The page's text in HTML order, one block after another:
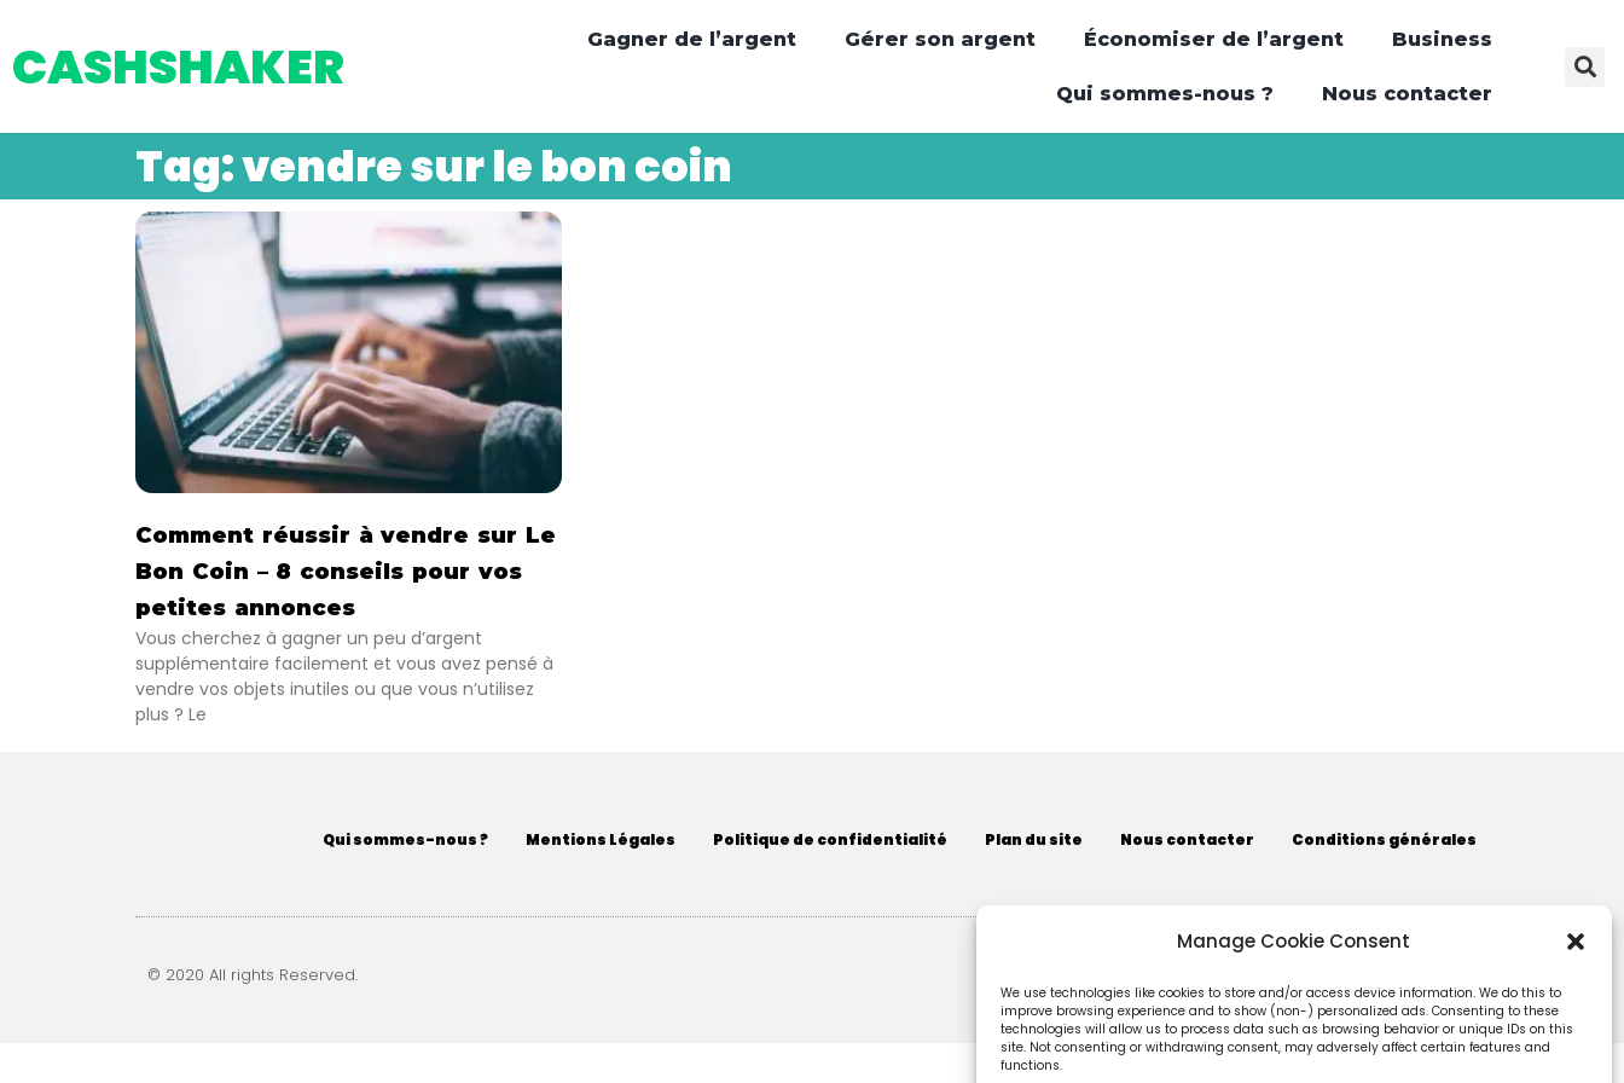
Manage Cookie Consent
We use technologies like cookies to store and/or access device information. We do this to
improve browsing experience and to show (non-) personalized ads. Consenting to these
technologies will allow us to process data such as browsing behavior or unique IDs on this
site. Not consenting or withdrawing consent, may adversely affect certain features and
functions.
CASHSHAKER Gagner de l’argent Gérer son argent Économiser de l’argent Business
Qui sommes-nous ? Nous contacter
Tag: vendre sur le bon coin
Comment réussir à vendre sur Le
Bon Coin – 8 conseils pour vos
petites annonces
Vous cherchez à gagner un peu d’argent
supplémentaire facilement et vous avez pensé à
vendre vos objets inutiles ou que vous n’utilisez
plus ? Le
Qui sommes-nous ? Mentions Légales Politique de confidentialité Plan du site Nous contacter Conditions générales
© 2020 All rights Reserved.